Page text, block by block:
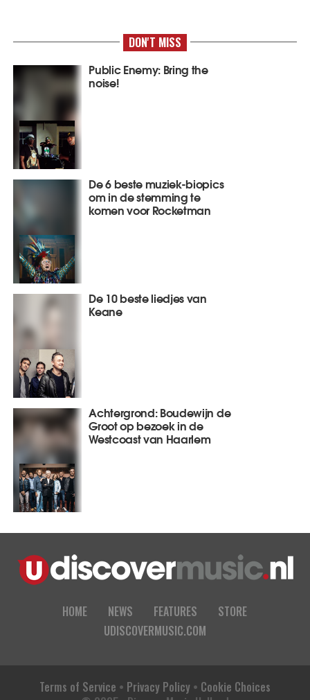
DON'T MISS
Public Enemy: Bring the
noise!
De 6 beste muziek-biopics
om in de stemming te
komen voor Rocketman
De 10 beste liedjes van
Keane
Achtergrond: Boudewijn de
Groot op bezoek in de
Westcoast van Haarlem
HOME NEWS FEATURES
STORE
UDISCOVERMUSIC.COM
Terms of Service • Privacy Policy• Cookie Choices